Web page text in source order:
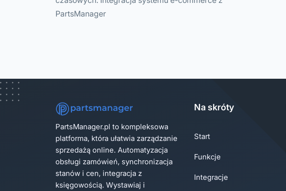
PartsManager
PartsManager.pl to kompleksowa
platforma, która ułatwia zarządzanie
sprzedażą online. Automatyzacja
obsługi zamówień, synchronizacja
stanów i cen, integracja z
księgowością. Wystawiaj i
Na skróty
Start
Funkcje
Integracje